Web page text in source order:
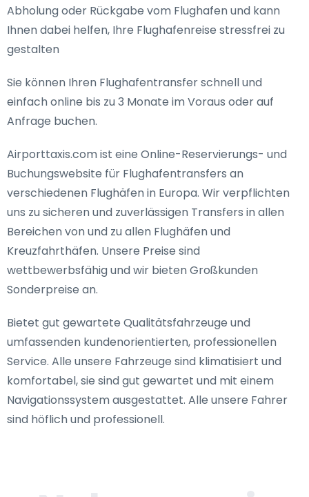
Abholung oder Rückgabe vom Flughafen und kann
Ihnen dabei helfen, Ihre Flughafenreise stressfrei zu
gestalten
Sie können Ihren Flughafentransfer schnell und
einfach online bis zu 3 Monate im Voraus oder auf
Anfrage buchen.
Airporttaxis.com ist eine Online-Reservierungs- und
Buchungswebsite für Flughafentransfers an
verschiedenen Flughäfen in Europa. Wir verpflichten
uns zu sicheren und zuverlässigen Transfers in allen
Bereichen von und zu allen Flughäfen und
Kreuzfahrthäfen. Unsere Preise sind
wettbewerbsfähig und wir bieten Großkunden
Sonderpreise an.
Bietet gut gewartete Qualitätsfahrzeuge und
umfassenden kundenorientierten, professionellen
Service. Alle unsere Fahrzeuge sind klimatisiert und
komfortabel, sie sind gut gewartet und mit einem
Navigationssystem ausgestattet. Alle unsere Fahrer
sind höflich und professionell.